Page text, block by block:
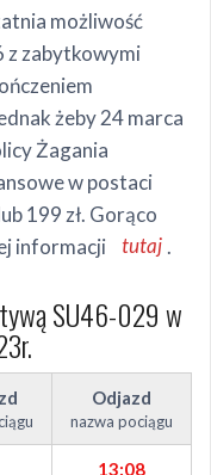
możliwość
z zabytkowymi
żeby 24 marca
Żagania
w postaci
199 zł. Gorąco
informacji
tutaj .
SU46-029 w
Odjazd
nazwa pociągu
13:08